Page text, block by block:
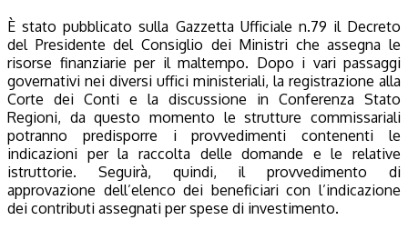
È stato pubblicato sulla Gazzetta Ufficiale n.79 il Decreto
del Presidente del Consiglio dei Ministri che assegna le
risorse finanziarie per il maltempo. Dopo i vari passaggi
governativi nei diversi uffici ministeriali, la registrazione alla
Corte dei Conti e la discussione in Conferenza Stato
Regioni, da questo momento le strutture commissariali
potranno predisporre i provvedimenti contenenti le
indicazioni per la raccolta delle domande e le relative
istruttorie. Seguirà, quindi, il provvedimento di
approvazione dell’elenco dei beneficiari con l’indicazione
dei contributi assegnati per spese di investimento.